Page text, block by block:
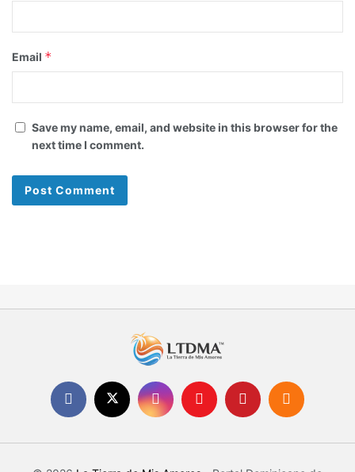
Email *
Save my name, email, and website in this browser for the
next time I comment.